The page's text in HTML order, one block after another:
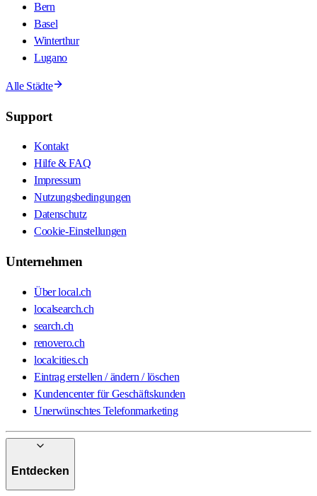
Bern
Basel
Winterthur
Lugano
Alle Städte
Support
Kontakt
Hilfe & FAQ
Impressum
Nutzungsbedingungen
Datenschutz
Cookie-Einstellungen
Unternehmen
Über local.ch
localsearch.ch
search.ch
renovero.ch
localcities.ch
Eintrag erstellen / ändern / löschen
Kundencenter für Geschäftskunden
Unerwünschtes Telefonmarketing
Entdecken